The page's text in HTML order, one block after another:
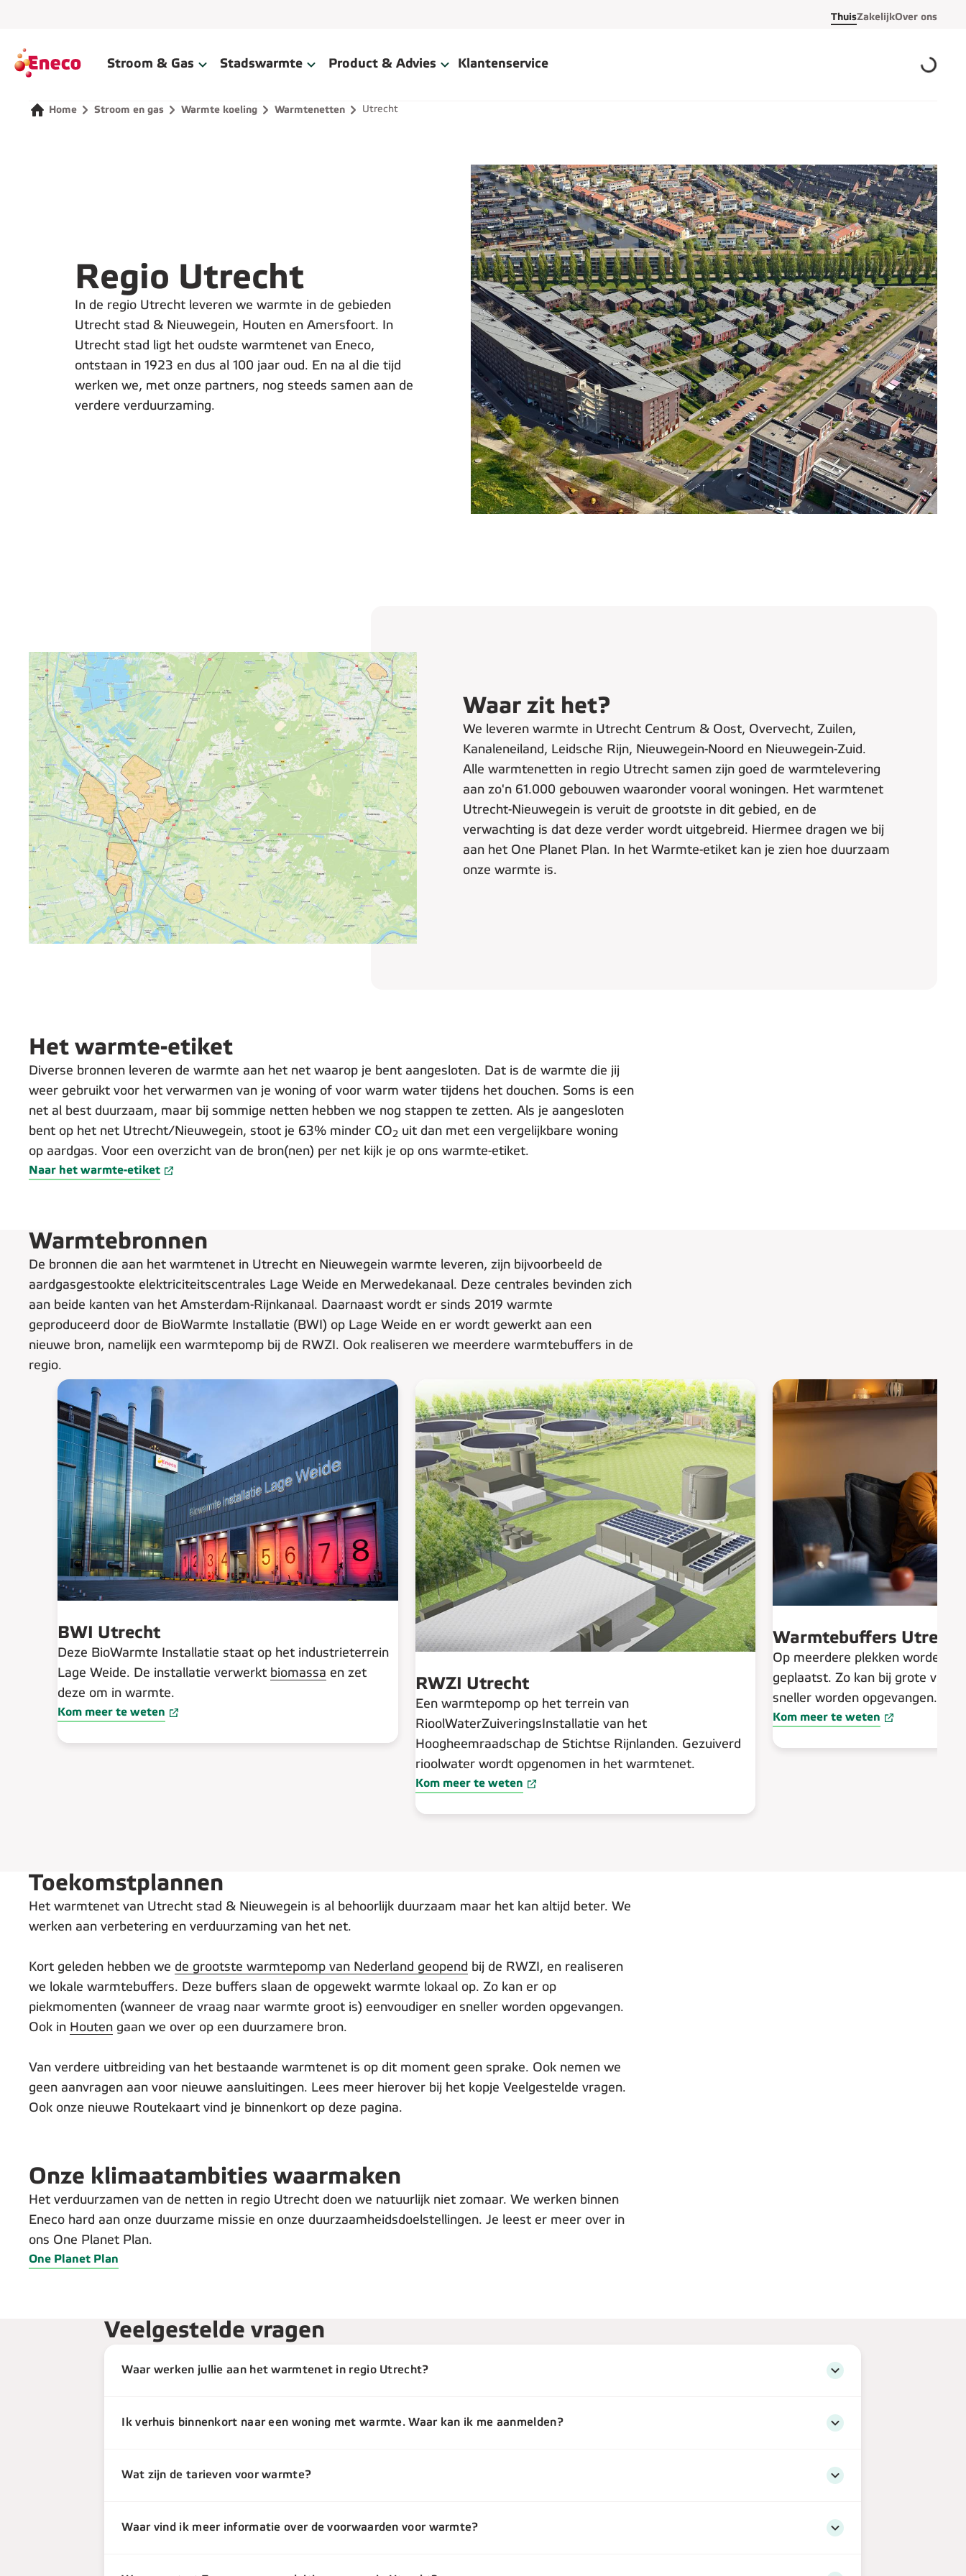
ThuisZakelijkOver ons
Home Stroom & Gas Stadswarmte Product & Advies Klantenservice
Home Stroom en gas Warmte koeling Warmtenetten Utrecht
Regio Utrecht
In de regio Utrecht leveren we warmte in de gebieden
Utrecht stad & Nieuwegein, Houten en Amersfoort. In
Utrecht stad ligt het oudste warmtenet van Eneco,
ontstaan in 1923 en dus al 100 jaar oud. En na al die tijd
werken we, met onze partners, nog steeds samen aan de
verdere verduurzaming.
Waar zit het?
We leveren warmte in Utrecht Centrum & Oost, Overvecht, Zuilen,
Kanaleneiland, Leidsche Rijn, Nieuwegein-Noord en Nieuwegein-Zuid.
Alle warmtenetten in regio Utrecht samen zijn goed de warmtelevering
aan zo'n 61.000 gebouwen waaronder vooral woningen. Het warmtenet
Utrecht-Nieuwegein is veruit de grootste in dit gebied, en de
verwachting is dat deze verder wordt uitgebreid. Hiermee dragen we bij
aan het One Planet Plan. In het Warmte-etiket kan je zien hoe duurzaam
onze warmte is.
Het warmte-etiket
Diverse bronnen leveren de warmte aan het net waarop je bent aangesloten. Dat is de warmte die jij
weer gebruikt voor het verwarmen van je woning of voor warm water tijdens het douchen. Soms is een
net al best duurzaam, maar bij sommige netten hebben we nog stappen te zetten. Als je aangesloten
bent op het net Utrecht/Nieuwegein, stoot je 63% minder CO2 uit dan met een vergelijkbare woning
op aardgas. Voor een overzicht van de bron(nen) per net kijk je op ons warmte-etiket.
Naar het warmte-etiket
Warmtebronnen
De bronnen die aan het warmtenet in Utrecht en Nieuwegein warmte leveren, zijn bijvoorbeeld de
aardgasgestookte elektriciteitscentrales Lage Weide en Merwedekanaal. Deze centrales bevinden zich
aan beide kanten van het Amsterdam-Rijnkanaal. Daarnaast wordt er sinds 2019 warmte
geproduceerd door de BioWarmte Installatie (BWI) op Lage Weide en er wordt gewerkt aan een
nieuwe bron, namelijk een warmtepomp bij de RWZI. Ook realiseren we meerdere warmtebuffers in de
regio.
BWI Utrecht
Deze BioWarmte Installatie staat op het industrieterrein
Lage Weide. De installatie verwerkt biomassa en zet
deze om in warmte.
Kom meer te weten
RWZI Utrecht
Een warmtepomp op het terrein van
RioolWaterZuiveringsInstallatie van het
Hoogheemraadschap de Stichtse Rijnlanden. Gezuiverd
rioolwater wordt opgenomen in het warmtenet.
Kom meer te weten
Warmtebuffers Utrecht
Op meerdere plekken worden
geplaatst. Zo kan bij grote
sneller worden opgevangen.
Kom meer te weten
Toekomstplannen
Het warmtenet van Utrecht stad & Nieuwegein is al behoorlijk duurzaam maar het kan altijd beter. We
werken aan verbetering en verduurzaming van het net.
Kort geleden hebben we de grootste warmtepomp van Nederland geopend bij de RWZI, en realiseren
we lokale warmtebuffers. Deze buffers slaan de opgewekt warmte lokaal op. Zo kan er op
piekmomenten (wanneer de vraag naar warmte groot is) eenvoudiger en sneller worden opgevangen.
Ook in Houten gaan we over op een duurzamere bron.
Van verdere uitbreiding van het bestaande warmtenet is op dit moment geen sprake. Ook nemen we
geen aanvragen aan voor nieuwe aansluitingen. Lees meer hierover bij het kopje Veelgestelde vragen.
Ook onze nieuwe Routekaart vind je binnenkort op deze pagina.
Onze klimaatambities waarmaken
Het verduurzamen van de netten in regio Utrecht doen we natuurlijk niet zomaar. We werken binnen
Eneco hard aan onze duurzame missie en onze duurzaamheidsdoelstellingen. Je leest er meer over in
ons One Planet Plan.
One Planet Plan
Veelgestelde vragen
Waar werken jullie aan het warmtenet in regio Utrecht?
Ik verhuis binnenkort naar een woning met warmte. Waar kan ik me aanmelden?
Wat zijn de tarieven voor warmte?
Waar vind ik meer informatie over de voorwaarden voor warmte?